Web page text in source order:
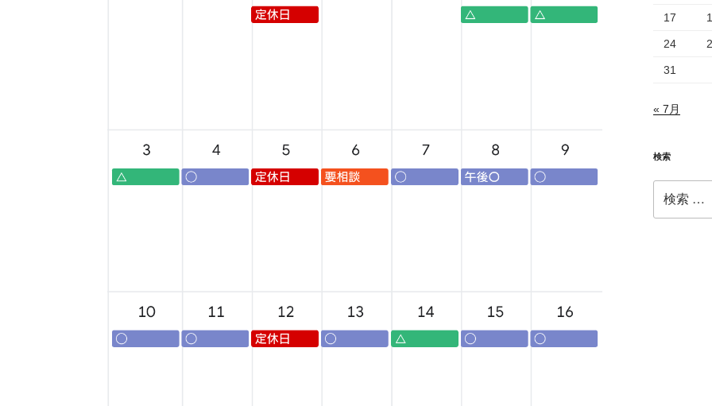
17
24
31
« 7月
検索
索: